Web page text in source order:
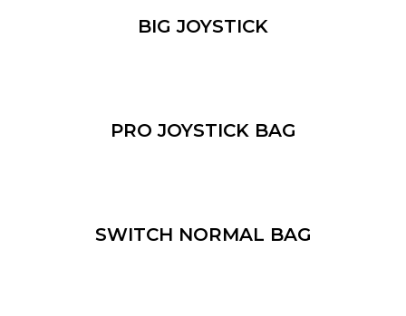
BIG JOYSTICK
PRO JOYSTICK BAG
SWITCH NORMAL BAG